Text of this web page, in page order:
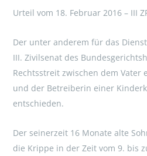
Urteil vom 18. Februar 2016 – III
Der unter anderem für das
III. Zivilsenat des
Rechtsstreit zwischen dem Vater
und der Betreiberin einer
entschieden.
Der seinerzeit 16 Monate alte
die Krippe in der Zeit vom 9. bis